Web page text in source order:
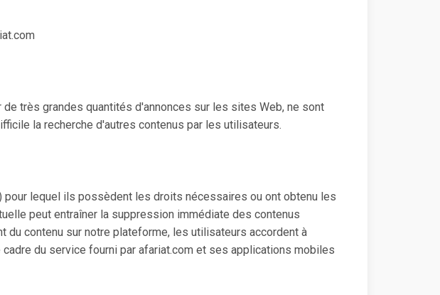
très grandes quantités d'annonces sur les sites Web, ne sont
la recherche d'autres contenus par les utilisateurs.
lequel ils possèdent les droits nécessaires ou ont obtenu les
peut entraîner la suppression immédiate des contenus
contenu sur notre plateforme, les utilisateurs accordent à
du service fourni par afariat.com et ses applications mobiles